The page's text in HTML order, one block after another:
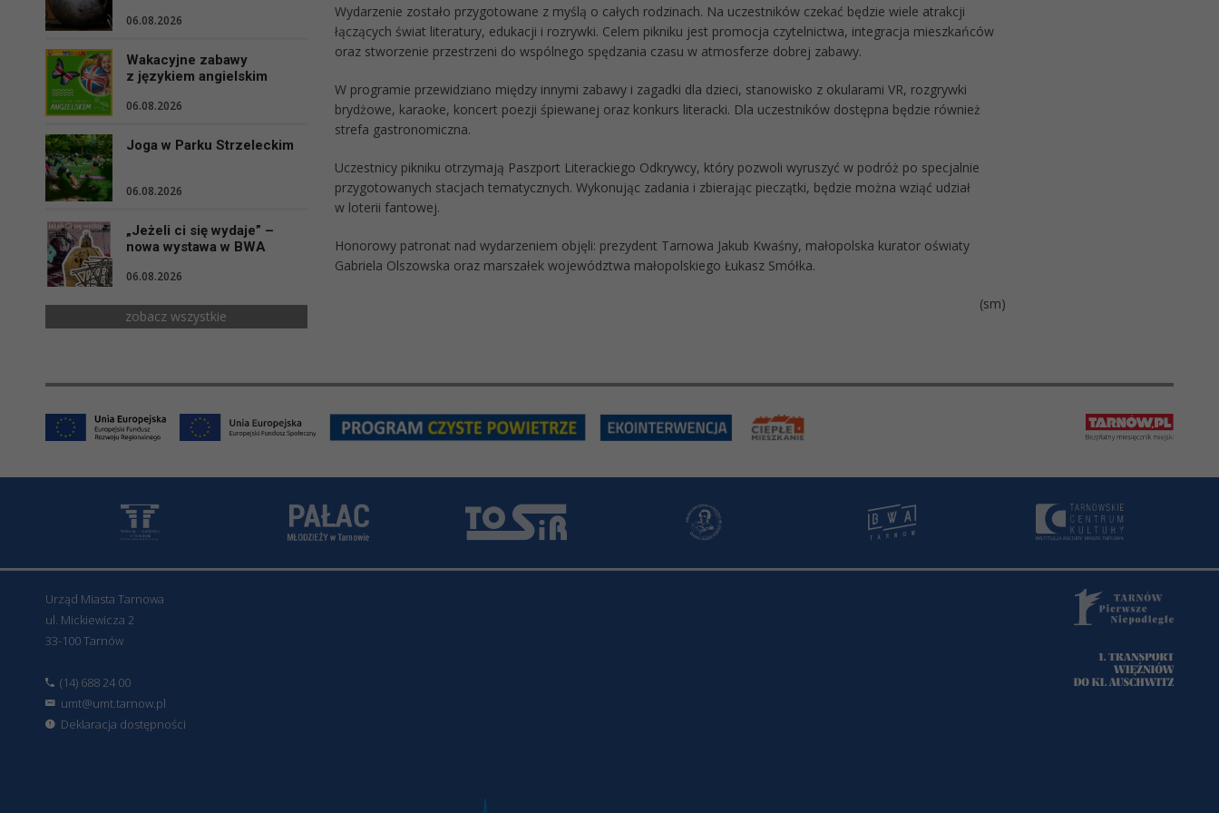
06.08.2026
Wakacyjne zabawy
z językiem angielskim
06.08.2026
Joga w Parku Strzeleckim
06.08.2026
„Jeżeli ci się wydaje” –
nowa wystawa w BWA
06.08.2026
zobacz wszystkie
Wydarzenie zostało przygotowane z myślą o całych rodzinach. Na uczestników czekać będzie wiele atrakcji
łączących świat literatury, edukacji i rozrywki. Celem pikniku jest promocja czytelnictwa, integracja mieszkańców
oraz stworzenie przestrzeni do wspólnego spędzania czasu w atmosferze dobrej zabawy.
W programie przewidziano między innymi zabawy i zagadki dla dzieci, stanowisko z okularami VR, rozgrywki
brydżowe, karaoke, koncert poezji śpiewanej oraz konkurs literacki. Dla uczestników dostępna będzie również
strefa gastronomiczna.
Uczestnicy pikniku otrzymają Paszport Literackiego Odkrywcy, który pozwoli wyruszyć w podróż po specjalnie
przygotowanych stacjach tematycznych. Wykonując zadania i zbierając pieczątki, będzie można wziąć udział
w loterii fantowej.
Honorowy patronat nad wydarzeniem objęli: prezydent Tarnowa Jakub Kwaśny, małopolska kurator oświaty
Gabriela Olszowska oraz marszałek województwa małopolskiego Łukasz Smółka.
(sm)
Urząd Miasta Tarnowa
ul. Mickiewicza 2
33-100 Tarnów
(14) 688 24 00
umt@umt.tarnow.pl
Deklaracja dostępności